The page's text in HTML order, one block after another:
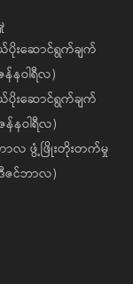
ပိုးဆောင်ရွက်ချက်
န်နဝါရီလ)
ပိုးဆောင်ရွက်ချက်
န်နဝါရီလ)
ာလ ဖွံ့ဖြိုးတိုးတက်မှု
ဒီဇင်ဘာလ)